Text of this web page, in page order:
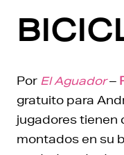
Por El Aguador–
gratuito para
jugadores tienen
montados en su